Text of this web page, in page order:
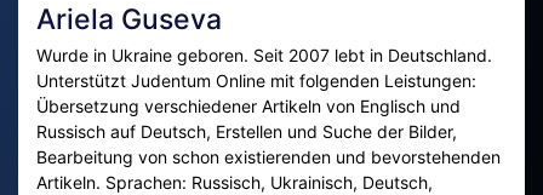
Ariela Guseva
Wurde in Ukraine geboren. Seit 2007 lebt in Deutschland.
Unterstützt Judentum Online mit folgenden Leistungen:
Übersetzung verschiedener Artikeln von Englisch und
Russisch auf Deutsch, Erstellen und Suche der Bilder,
Bearbeitung von schon existierenden und bevorstehenden
Artikeln. Sprachen: Russisch, Ukrainisch, Deutsch,